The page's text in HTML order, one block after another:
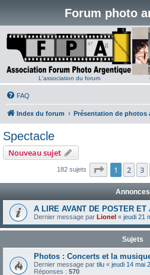
Forum photo
L'association du forum
FAQ
Index du forum Présentation de photos
Spectacle
Nouveau sujet
182 sujets Page 1sur8
1 2 3
Annonces
A LIRE AVANT DE POSTER
Dernier message par Lionel « jeudi 21
Sujets
Photos : Concerts et la
Dernier message par tilu « jeudi 14 mai
Réponses : 570